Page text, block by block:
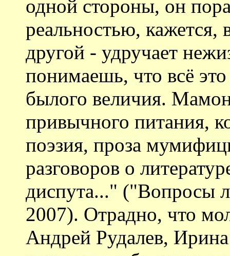
одной стороны, он
реальностью, кажется,
другой - удручает
понимаешь, что всё
былого величия.
привычного питания,
поэзия, проза
разговоров о
диспута..." ("Вопросы
2007). Отрадно, что
Андрей Рудалев,